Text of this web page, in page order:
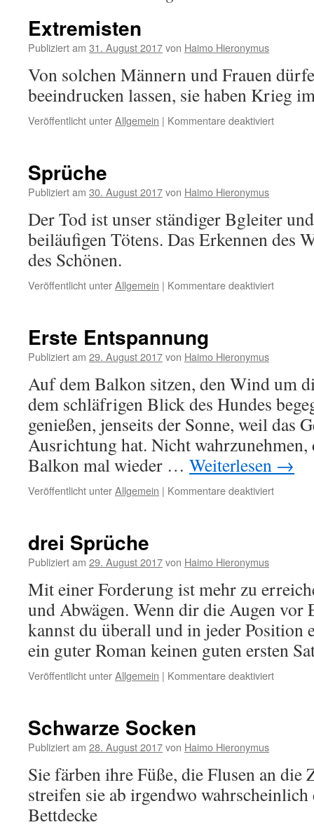
Extremisten
Publiziert am 31. August 2017von Haimo Hieronymus
Von solchen Männern und Frauen
beeindrucken lassen, sie haben Krieg
Veröffentlicht unterAllgemein | Kommentare deaktiviertfür
Sprüche
Publiziert am 30. August 2017von Haimo Hieronymus
Der Tod ist unser ständiger Bgleiter
beiläufigen Tötens. Das Erkennen des
des Schönen.
Veröffentlicht unterAllgemein | Kommentare deaktiviertfür
Erste Entspannung
Publiziert am 29. August 2017von Haimo Hieronymus
Auf dem Balkon sitzen, den Wind um
dem schläfrigen Blick des Hundes
genießen, jenseits der Sonne, weil das
Ausrichtung hat. Nicht wahrzunehmen,
Balkon mal wieder … Weiterlesen →
Veröffentlicht unterAllgemein | Kommentare deaktiviertfür
drei Sprüche
Publiziert am 29. August 2017von Haimo Hieronymus
Mit einer Forderung ist mehr zu
und Abwägen. Wenn dir die Augen vor
kannst du überall und in jeder Position
ein guter Roman keinen guten ersten
Veröffentlicht unterAllgemein | Kommentare deaktiviertfür
Schwarze Socken
Publiziert am 28. August 2017von Haimo Hieronymus
Sie färben ihre Füße, die Flusen an die
streifen sie ab irgendwo wahrscheinlich
Bettdecke